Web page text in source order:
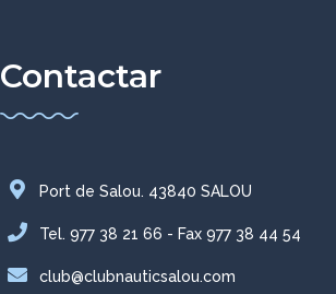
Contactar
Port de Salou. 43840 SALOU
Tel. 977 38 21 66 - Fax 977 38 44 54
club@clubnauticsalou.com